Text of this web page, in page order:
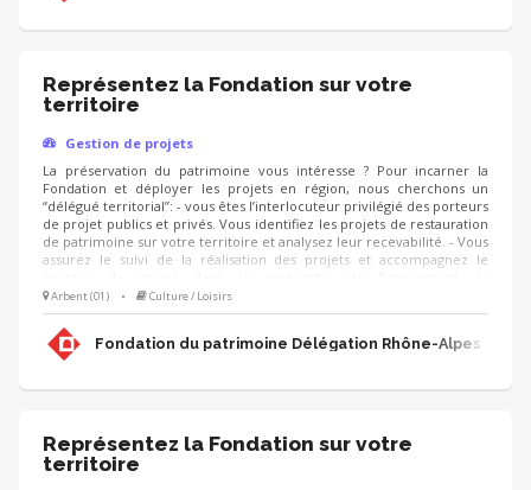
Représentez la Fondation sur votre
territoire
Gestion de projets
La préservation du patrimoine vous intéresse ? Pour incarner la
Fondation et déployer les projets en région, nous cherchons un
“délégué territorial”: - vous êtes l’interlocuteur privilégié des porteurs
de projet publics et privés. Vous identifiez les projets de restauration
de patrimoine sur votre territoire et analysez leur recevabilité. - Vous
assurez le suivi de la réalisation des projets et accompagnez le
communication, l'animation de sa collecte, jusqu'à la clôture du
projet. - Vous contribuez au développement des adhésions et des
ressources (mécènes, donateurs, partenariats, etc.) pour pérenniser
les actions de la Fondation.
Arbent (01) • Culture / Loisirs
Fondation du patrimoine Délégation Rhône-Alpes
Représentez la Fondation sur votre
territoire